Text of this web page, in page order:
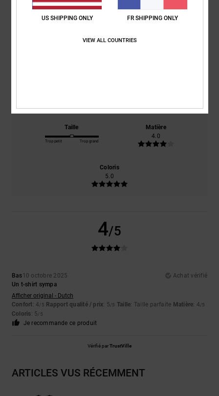
4.0 /5
Taille
Trop petit Trop grand
Matière
4.0
Coloris
5.0
4/5
Bas10 octobre 2025
Achat vérifié
Un t-shirt sympa
Afficher original - Dutch
Confort: 4/5 Rapport qualité / prix: 5/5 Taille: Taille parfaite Matière: 4/5
Coloris: 5/5
Je recommande ce produit
Vérifié parTrustVille
ARTICLES VUS RÉCEMMENT
US SHIPPING ONLY FR SHIPPING ONLY
VIEW ALL COUNTRIES